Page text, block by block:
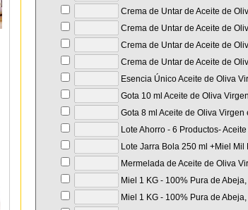
Crema de Untar de Aceite de
Crema de Untar de Aceite de
Crema de Untar de Aceite de
Crema de Untar de Aceite de
Esencia Único Aceite de Oliva
Gota 10 ml Aceite de Oliva
Gota 8 ml Aceite de Oliva
Lote Ahorro - 6 Productos-
Lote Jarra Bola 250 ml +Miel Mil
Mermelada de Aceite de Oliva
Miel 1 KG - 100% Pura de
Miel 1 KG - 100% Pura de